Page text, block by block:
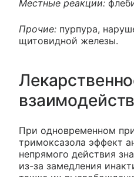
Местные реакции:
Прочие: пурпура,
щитовидной железы.
При одновременном
тримоксазола эффект
непрямого действия
из-за замедления